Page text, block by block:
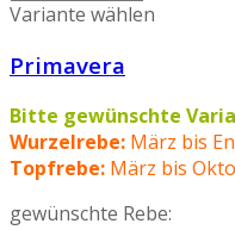
Variante wählen
Primavera
Bitte gewünschte
Wurzelrebe: März bis
Topfrebe: März bis
gewünschte Rebe: